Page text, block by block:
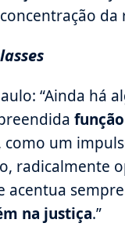
da
“Ainda há
um
radicalmente
na justiça.”